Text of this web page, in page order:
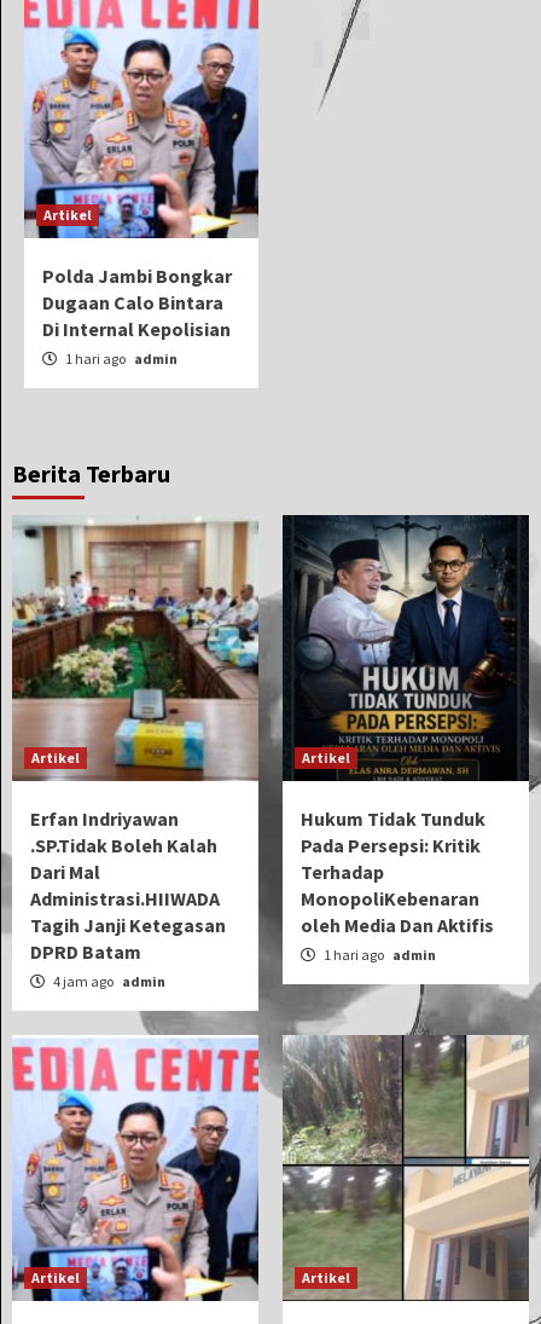
Artikel
Polda Jambi Bongkar
Dugaan Calo Bintara
Di Internal Kepolisian
1 hari ago admin
Berita Terbaru
Artikel
Erfan Indriyawan
.SP.Tidak Boleh Kalah
Dari Mal
Administrasi.HIIWADA
Tagih Janji Ketegasan
DPRD Batam
4 jam ago admin
Artikel
Hukum Tidak Tunduk
Pada Persepsi: Kritik
Terhadap
MonopoliKebenaran
oleh Media Dan Aktifis
1 hari ago admin
Artikel Artikel